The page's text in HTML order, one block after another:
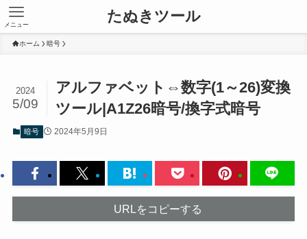
たぬきツール
メニュー
ホーム 暗号
アルファベット⇔数字(1～26)変換
ツール|A1Z26暗号/換字式暗号
2024
5/09
暗号 2024年5月9日
URLをコピーする